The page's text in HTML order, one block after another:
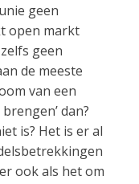
geen
open markt
geen
de meeste
van een
dan?
is? Het is er al
ook als het om